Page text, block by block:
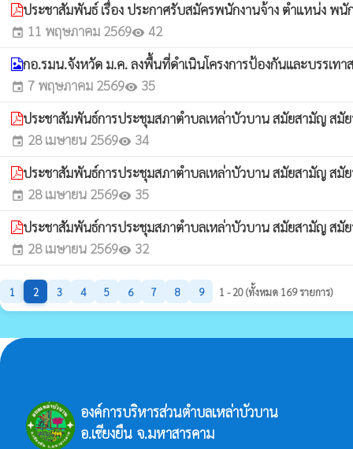
ประชาสัมพันธ์ เรื่อง ประกาศรับสมัครพนักงานจ้าง ตำแหน่ง พ
event 11 พฤษภาคม 2569visibility 42
กอ.รมน.จังหวัด ม.ค. ลงพื้นที่ดำเนินโครงการป้องกันและบรรเท
event 7 พฤษภาคม 2569visibility 35
ประชาสัมพันธ์การประชุมสภาตำบลเหล่าบัวบาน สมัยสามัญ สมั
event 28 เมษายน 2569visibility 34
ประชาสัมพันธ์การประชุมสภาตำบลเหล่าบัวบาน สมัยสามัญ สมั
event 28 เมษายน 2569visibility 35
ประชาสัมพันธ์การประชุมสภาตำบลเหล่าบัวบาน สมัยสามัญ สมั
event 28 เมษายน 2569visibility 32
1 2 3 4 5 6 7 8 9 1 - 20 (ทั้งหมด 169 รายการ)
องค์การบริหารส่วนตำบลเหล่าบัวบาน
อ.เชียงยืน จ.มหาสารคาม